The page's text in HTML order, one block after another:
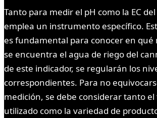
Tanto para medir el pH como la EC
emplea un instrumento específico.
es fundamental para conocer en qué
se encuentra el agua de riego del
de este indicador, se regularán los
correspondientes. Para no
medición, se debe considerar tanto
utilizado como la variedad de